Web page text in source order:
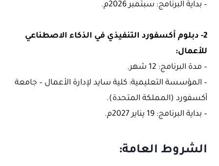
– بداية البرنامج: سبتمبر 2026م.
2- دبلوم أكسفورد التنفيذي في الذكاء الاصطناعي
للأعمال:
– مدة البرنامج: 12 شهر.
– المؤسسة التعليمية: كلية سايد لإدارة الأعمال – جامعة
أكسفورد (المملكة المتحدة).
– بداية البرنامج: 19 يناير 2027م.
الشروط العامة: